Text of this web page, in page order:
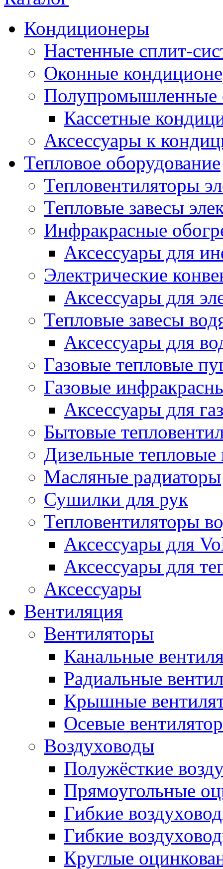
Кондиционеры
Настенные сплит-
Оконные
Полупромышленные
Кассетные
Аксессуары к
Тепловое оборудование
Тепловентиляторы
Тепловые завесы
Инфракрасные
Аксессуары для
Электрические
Аксессуары для
Тепловые завесы
Аксессуары для
Газовые тепловые
Газовые
Аксессуары для
Бытовые
Дизельные
Масляные радиаторы
Сушилки для рук
Тепловентиляторы
Аксессуары для
Аксессуары для
Аксессуары
Вентиляция
Вентиляторы
Канальные
Радиальные
Крышные
Осевые
Воздуховоды
Полужёсткие
Прямоугольные
Гибкие
Гибкие
Круглые